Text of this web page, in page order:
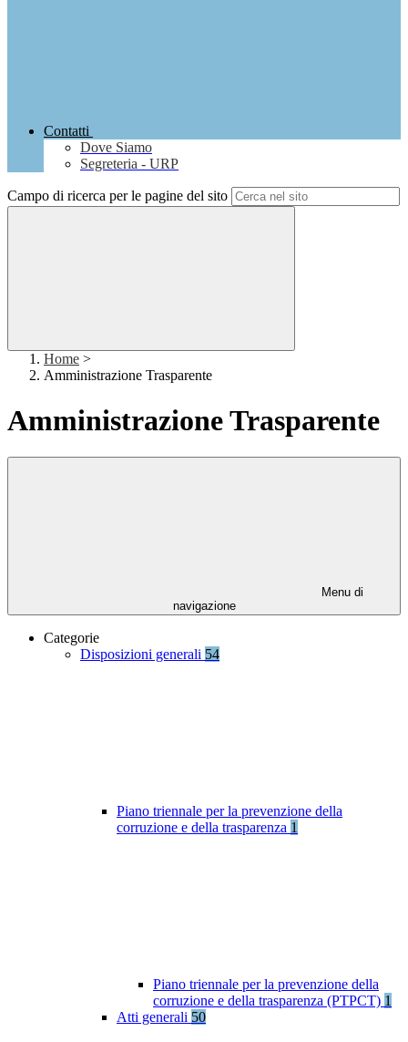
Contatti
Dove Siamo
Segreteria - URP
Campo di ricerca per le pagine del sito
Home >
Amministrazione Trasparente
Amministrazione Trasparente
Menu di
navigazione
Categorie
Disposizioni generali 54
Piano triennale per la prevenzione della
corruzione e della trasparenza 1
Piano triennale per la prevenzione della
corruzione e della trasparenza (PTPCT) 1
Atti generali 50